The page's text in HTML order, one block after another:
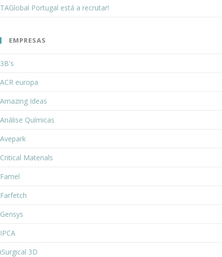
TAGlobal Portugal está a recrutar!
EMPRESAS
3B's
ACR europa
Amazing Ideas
Análise Químicas
Avepark
Critical Materials
Famel
Farfetch
Gensys
IPCA
iSurgical 3D